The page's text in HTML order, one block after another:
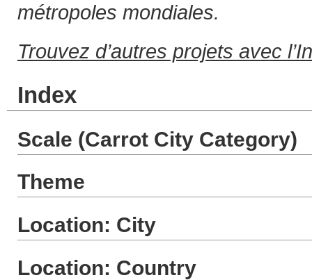
métropoles mondiales.
Trouvez d’autres projets avec
Index
Scale (Carrot City Category)
Theme
Location: City
Location: Country